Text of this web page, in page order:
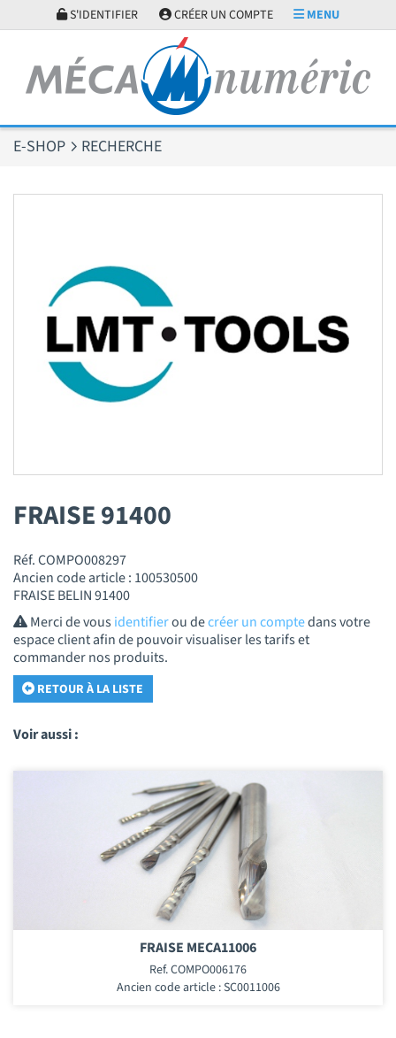
S'IDENTIFIER CRÉER UN COMPTE MENU
E-SHOP RECHERCHE
FRAISE 91400
Réf. COMPO008297
Ancien code article : 100530500
FRAISE BELIN 91400
Merci de vousidentifierou decréer un comptedans votre
espace client afin de pouvoir visualiser les tarifs et
commander nos produits.
RETOUR À LA LISTE
Voir aussi :
FRAISE MECA11006
Ref. COMPO006176
Ancien code article : SC0011006
Panneau de gestion des cookies